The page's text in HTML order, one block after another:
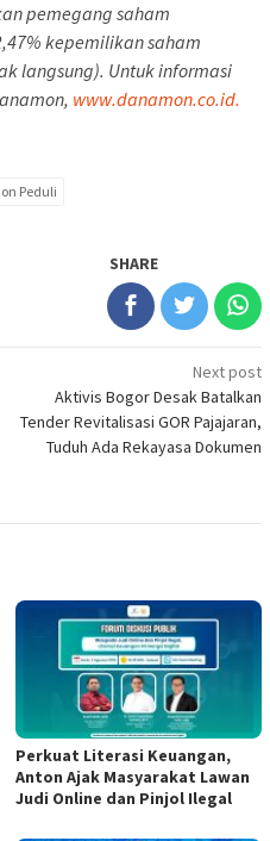
pemegang saham
kepemilikan saham
langsung). Untuk informasi
www.danamon.co.id.
Peduli
SHARE
Next post
Aktivis Bogor Desak Batalkan
Tender Revitalisasi GOR Pajajaran,
Tuduh Ada Rekayasa Dokumen
Perkuat Literasi Keuangan,
Anton Ajak Masyarakat Lawan
Judi Online dan Pinjol Ilegal